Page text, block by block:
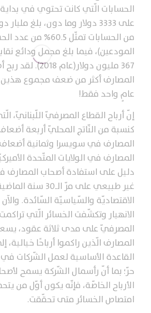
الحسابات الّتي كانت تحتوي في
على 3333 دولار وما دون، بلغ
من الحسابات تمثّل 60.5%
المودعين)، فيما بلغ مجمل ودائع
367 مليون دولار(عام
المصارف أكثر من ضعف مجموع هذين
عامٍ واحد فقط!
إنّ أرباح القطاع المصرفيّ اللّبنانيّ،
كنسبة من النّاتج المحليّ أربعة
المصارف في سويسرا وثمانية أضعاف
المصارف في الولايات المتّحدة
دليل على استفادة أصحاب المصارف
غير طبيعي على مرّ
الاقتصاديّة والسّياسيّة السّائدة.
الانهيار وتكشّفت الخسائر الّتي
المصرفيّ على مدى ثلاثة عقود،
المصارف الّذين راكموا أرباحًا خيالية،
القاعدة الأساسية لعمل الشّركات
حرّ؛ بما أنّ رأسمال الشّركة يسمح
الأرباح الخاصّة، فإنّه يكون أوّل من
امتصاص الخسائر متى تحقّقت.